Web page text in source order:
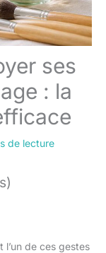
ses
: la
de lecture
l’un de ces gestes